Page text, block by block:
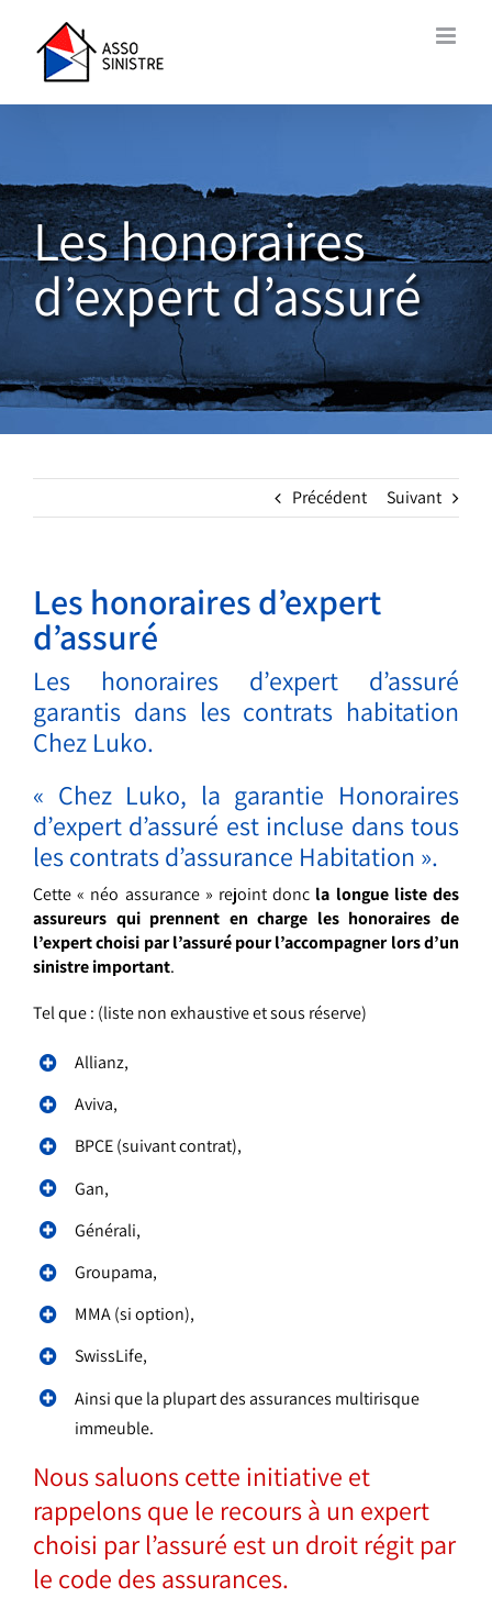
contenu
Les honoraires
d’expert d’assuré
Précédent Suivant
Les honoraires d’expert
d’assuré
Les honoraires d’expert d’assuré
garantis dans les contrats habitation
Chez Luko.
« Chez Luko, la garantie Honoraires
d’expert d’assuré est incluse dans tous
les contrats d’assurance Habitation ».
Cette « néo assurance » rejoint donc la longue liste des
assureurs qui prennent en charge les honoraires de
l’expert choisi par l’assuré pour l’accompagner lors d’un
sinistre important.
Tel que : (liste non exhaustive et sous réserve)
Allianz,
Aviva,
BPCE (suivant contrat),
Gan,
Générali,
Groupama,
MMA (si option),
SwissLife,
Ainsi que la plupart des assurances multirisque
immeuble.
Nous saluons cette initiative et
rappelons que le recours à un expert
choisi par l’assuré est un droit régit par
le code des assurances.